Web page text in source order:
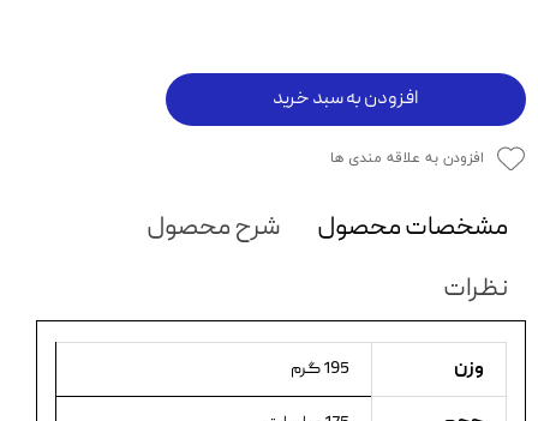
افزودن به سبد خرید
افزودن به علاقه مندی ها
مشخصات محصول
شرح محصول
نظرات
وزن 195 گرم